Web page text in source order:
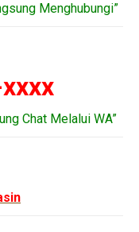
Menghubungi”
Chat Melalui WA”